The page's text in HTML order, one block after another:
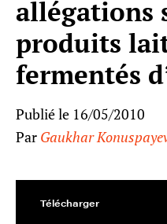
allégations
produits
fermentés
Publié le 16/05/2010
Par Gaukhar
Télécharger